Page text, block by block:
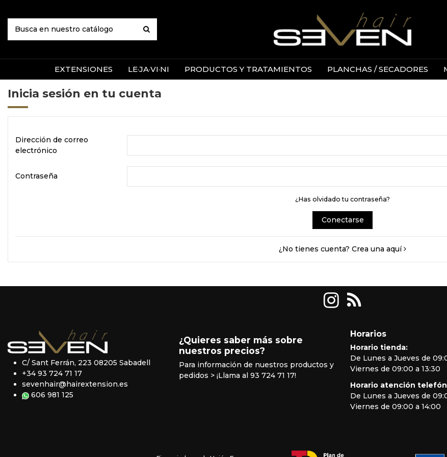
EXTENSIONES LE·JA·VI·NI PRODUCTOS Y TRATAMIENTOS PLANCHAS / SECADORES
Inicia sesión en tu cuenta
Dirección de correo
electrónico
Contraseña
¿Has olvidado tu contraseña?
Conectarse
¿No tienes cuenta? Crea una aquí
C/ Sant Ferrán, 223 08205 Sabadell
+34 93 724 71 17
sevenhair@hairextension.es
606 981 125
¿Quieres saber más sobre
nuestros precios?
Para información de nuestros productos y
pedidos > ¡Llama al 93 724 71 17!
Horarios
Horario tienda:
De Lunes a Jueves de
Viernes de 09:00 a 13:30
Horario atención
De Lunes a Jueves de
Viernes de 09:00 a 14:00